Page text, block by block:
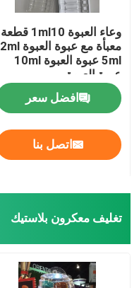
وعاء العبوة 1ml10 قطعة
معبأة مع عبوة العبوة 2ml
5ml عبوة العبوة 10ml
عبوة العبوة
افضل سعر
اتصل بنا
تغليف معكرون بلاستيك